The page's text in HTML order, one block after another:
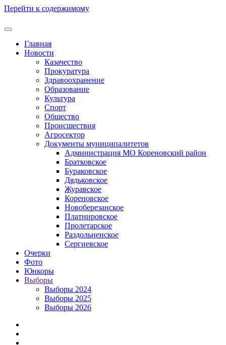
Перейти к содержимому
Главная
Новости
Казачество
Прокуратура
Здравоохранение
Образование
Культура
Спорт
Общество
Происшествия
Агросектор
Документы муниципалитетов
Администрация МО Кореновский район
Братковское
Бураковское
Дядьковское
Журавское
Кореновское
Новоберезанское
Платнировское
Пролетарское
Раздольненское
Сергиевское
Очерки
Фото
Юнкоры
Выборы
Выборы 2024
Выборы 2025
Выборы 2026